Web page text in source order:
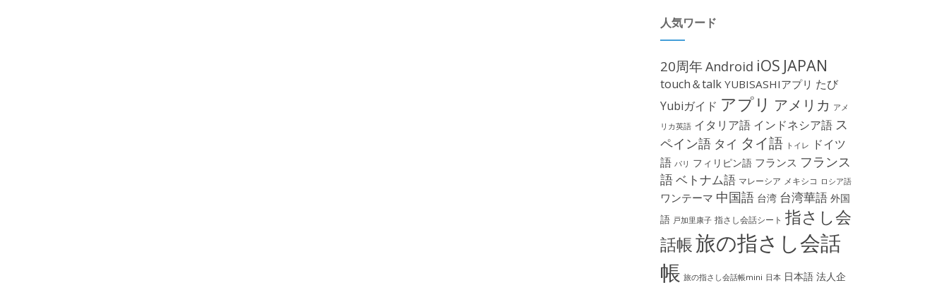
人気ワード
20周年Android iOS JAPAN
touch＆talk YUBISASHIアプリ たび
Yubiガイド アプリ アメリカ アメ
リカ英語 イタリア語 インドネシア語 ス
ペイン語 タイ タイ語 トイレ
ドイツ
語 パリ フィリピン語 フランス フランス
語ベトナム語 マレーシア メキシコ ロシア語
ワンテーマ 中国語 台湾 台湾華語 外国
語 戸加里康子 指さし会話シート 指さし会
話帳旅の指さし会話
帳 旅の指さし会話帳mini 日本 日本語 法人企